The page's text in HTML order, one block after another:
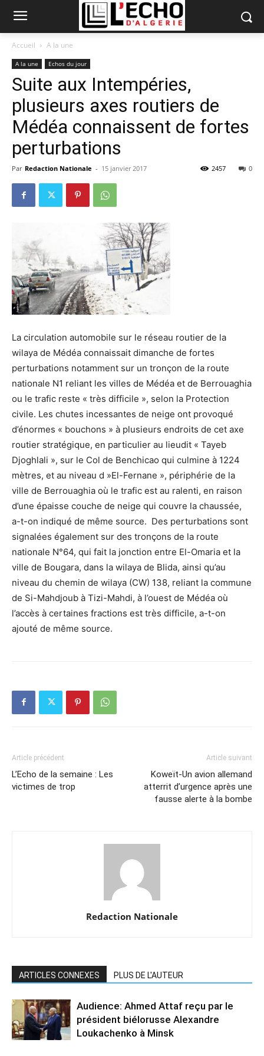
Accueil A la une
A la une Echos du jour
Suite aux Intempéries,
plusieurs axes routiers de
Médéa connaissent de fortes
perturbations
Par Redaction Nationale - 15 janvier 2017 0
2457
La circulation automobile sur le réseau routier de la
wilaya de Médéa connaissait dimanche de fortes
perturbations notamment sur un tronçon de la route
nationale N1 reliant les villes de Médéa et de Berrouaghia
ou le trafic reste « très difficile », selon la Protection
civile. Les chutes incessantes de neige ont provoqué
d’énormes « bouchons » à plusieurs endroits de cet axe
routier stratégique, en particulier au lieudit « Tayeb
Djoghlali », sur le Col de Benchicao qui culmine à 1224
mètres, et au niveau d »El-Fernane », périphérie de la
ville de Berrouaghia où le trafic est au ralenti, en raison
d’une épaisse couche de neige qui couvre la chaussée,
a-t-on indiqué de même source. Des perturbations sont
signalées également sur des tronçons de la route
nationale N°64, qui fait la jonction entre El-Omaria et la
ville de Bougara, dans la wilaya de Blida, ainsi qu’au
niveau du chemin de wilaya (CW) 138, reliant la commune
de Si-Mahdjoub à Tizi-Mahdi, à l’ouest de Médéa où
l’accès à certaines fractions est très difficile, a-t-on
ajouté de même source.
Article précédent
L’Echo de la semaine : Les
victimes de trop
Article suivant
Koweït-Un avion allemand
atterrit d’urgence après une
fausse alerte à la bombe
Redaction Nationale
ARTICLES CONNEXES PLUS DE L'AUTEUR
Audience: Ahmed Attaf reçu par le
président biélorusse Alexandre
Loukachenko à Minsk